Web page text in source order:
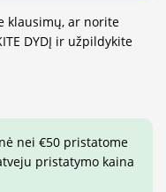
klausimų, ar norite
DYDĮ ir užpildykite
nei €50 pristatome
pristatymo kaina